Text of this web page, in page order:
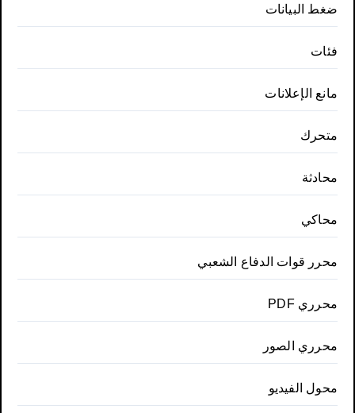
ضغط البيانات
فئات
مانع الإعلانات
متحرك
محادثة
محاكي
محرر قوات الدفاع الشعبي
محرري PDF
محرري الصور
محول الفيديو